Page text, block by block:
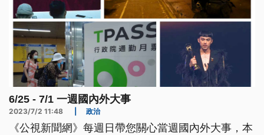
6/25 - 7/1 一週國內外大事
2023/7/2 11:48 政治
《公視新聞網》每週日帶您關心當週國內外大事，本